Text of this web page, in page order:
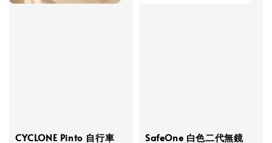
CYCLONE Pinto 自行車
SafeOne 白色二代無鏡